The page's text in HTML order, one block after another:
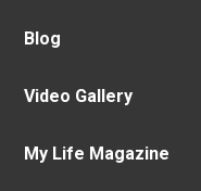
Blog
Video Gallery
My Life Magazine